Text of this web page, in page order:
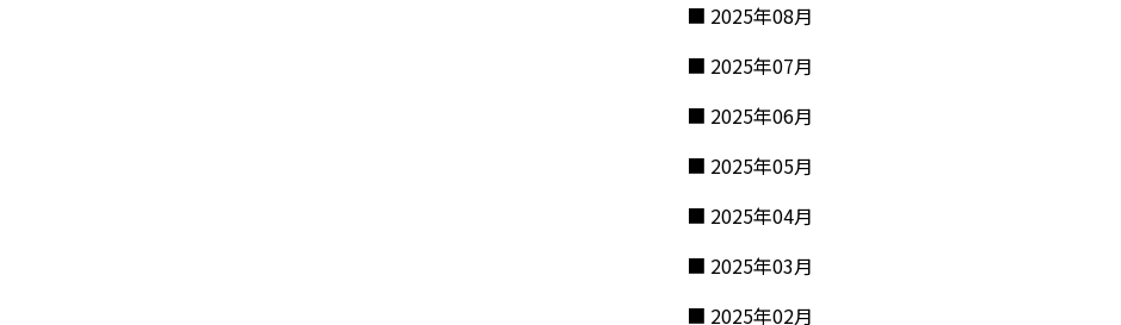
2025年08月
2025年07月
2025年06月
2025年05月
2025年04月
2025年03月
2025年02月